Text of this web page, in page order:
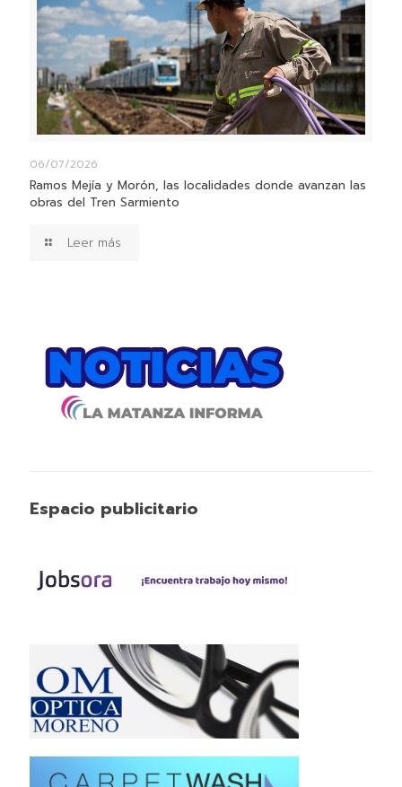
06/07/2026
Ramos Mejía y Morón, las localidades donde avanzan las
obras del Tren Sarmiento
Leer más
Espacio publicitario